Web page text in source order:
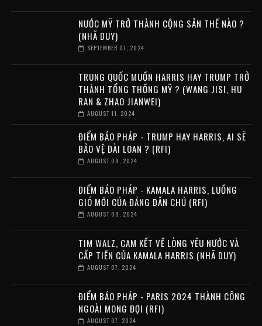
NƯỚC MỸ TRỞ THÀNH CỘNG SẢN THẾ NÀO ?
(NHÃ DUY)
SEPTEMBER 07, 2024
TRUNG QUỐC MUỐN HARRIS HAY TRUMP TRỞ
THÀNH TỔNG THỐNG MỸ ? (WANG JISI, HU
RAN & ZHAO JIANWEI)
AUGUST 11, 2024
ĐIỂM BÁO PHÁP - TRUMP HAY HARRIS, AI SẼ
BẢO VỆ ĐÀI LOAN ? (RFI)
AUGUST 09, 2024
ĐIỂM BÁO PHÁP - KAMALA HARRIS, LUỒNG
GIÓ MỚI CỦA ĐẢNG DÂN CHỦ (RFI)
AUGUST 08, 2024
TIM WALZ, CAM KẾT VỀ LÒNG YÊU NƯỚC VÀ
CẤP TIẾN CỦA KAMALA HARRIS (NHÃ DUY)
AUGUST 07, 2024
ĐIỂM BÁO PHÁP - PARIS 2024 THÀNH CÔNG
NGOÀI MONG ĐỢI (RFI)
AUGUST 07, 2024